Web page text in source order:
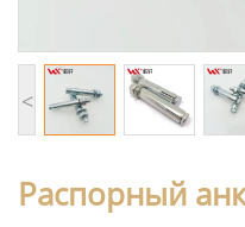
<
Распорный